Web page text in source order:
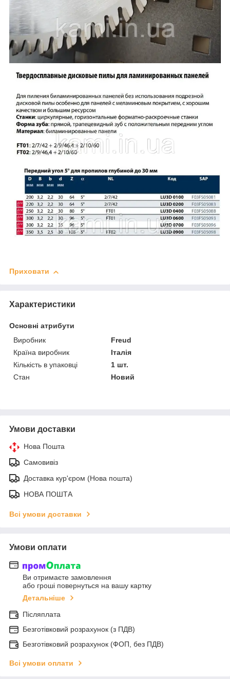
Приховати
Характеристики
Основні атрибути
Виробник
Freud
Країна виробник
Італія
Кількість в упаковці
1 шт.
Стан
Новий
Умови доставки
Нова Пошта
Самовивіз
Доставка кур'єром (Нова пошта)
НОВА ПОШТА
Всі умови доставки
Умови оплати
Ви отримаєте замовлення
або гроші повернуться на вашу картку
Детальніше
Післяплата
Безготівковий розрахунок (з ПДВ)
Безготівковий розрахунок (ФОП, без ПДВ)
Всі умови оплати